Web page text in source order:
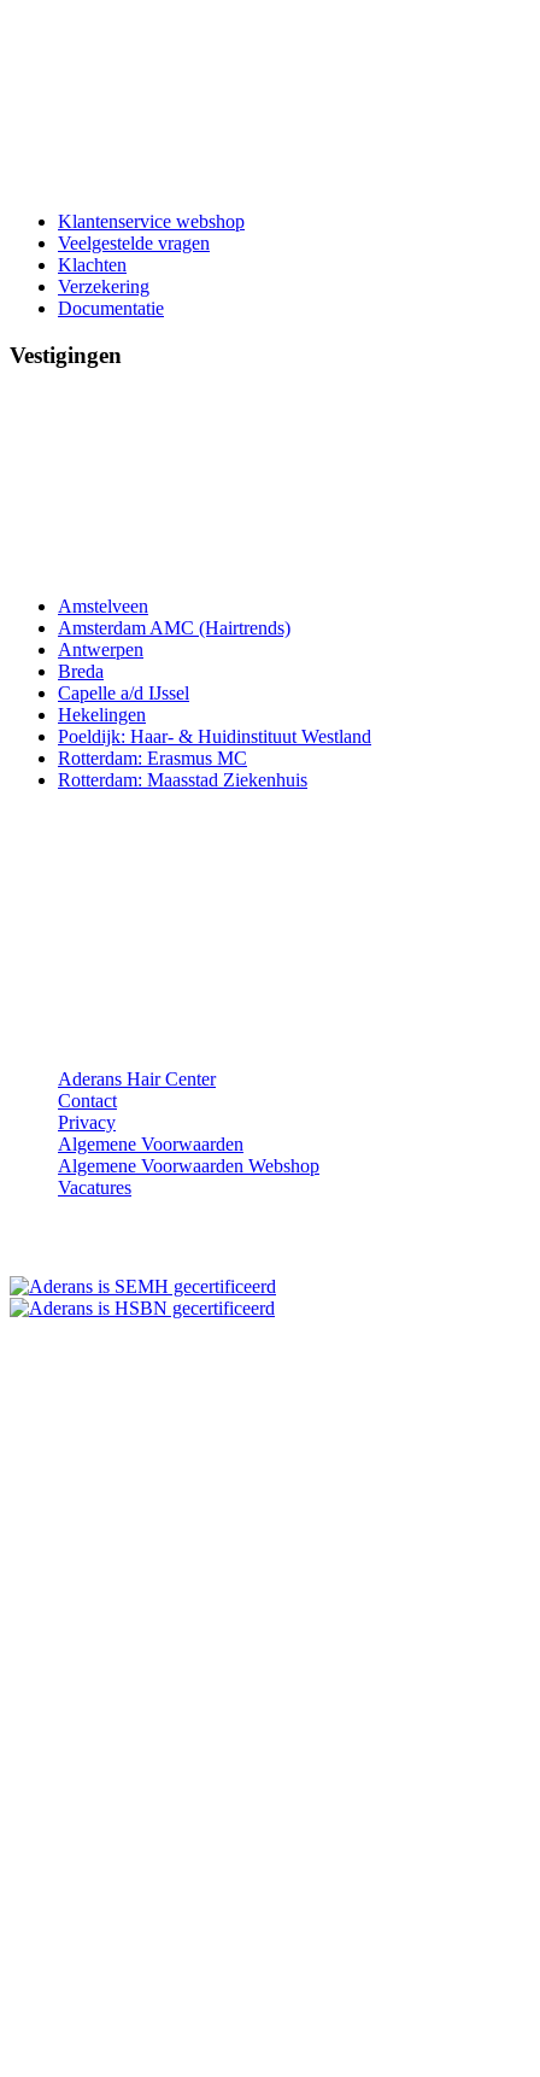
Klantenservice webshop
Veelgestelde vragen
Klachten
Verzekering
Documentatie
Vestigingen
Amstelveen
Amsterdam AMC (Hairtrends)
Antwerpen
Breda
Capelle a/d IJssel
Hekelingen
Poeldijk: Haar- & Huidinstituut Westland
Rotterdam: Erasmus MC
Rotterdam: Maasstad Ziekenhuis
Aderans Hair Center
Contact
Privacy
Algemene Voorwaarden
Algemene Voorwaarden Webshop
Vacatures